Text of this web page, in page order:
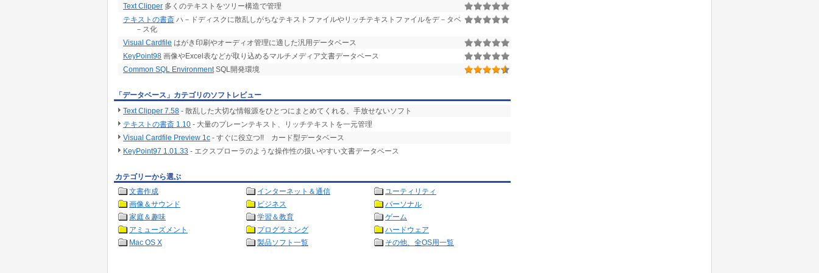
Text Clipper 多くのテキストをツリー構造で管理
テキストの書斎 ハ－ドディスクに散乱しがちなテキストファイルやリッチテキストファイルをデ－タベ
－ス化
Visual Cardfile はがき印刷やオーディオ管理に適した汎用データベース
KeyPoint98 画像やExcel表などが取り込めるマルチメディア文書データベース
Common SQL EnvironmentSQL開発環境
「データベース」カテゴリのソフトレビュー
Text Clipper 7.58 - 散乱した大切な情報源をひとつにまとめてくれる、手放せないソフト
テキストの書斎 1.10 - 大量のプレーンテキスト、リッチテキストを一元管理
Visual Cardfile Preview 1c - すぐに役立つ!! カード型データベース
KeyPoint97 1.01.33 - エクスプローラのような操作性の扱いやすい文書データベース
カテゴリーから選ぶ
文書作成
インターネット＆通信
ユーティリティ
画像＆サウンド
ビジネス
パーソナル
家庭＆趣味
学習＆教育
ゲーム
アミューズメント
プログラミング
ハードウェア
Mac OS X
製品ソフト一覧 その他、全OS用一覧